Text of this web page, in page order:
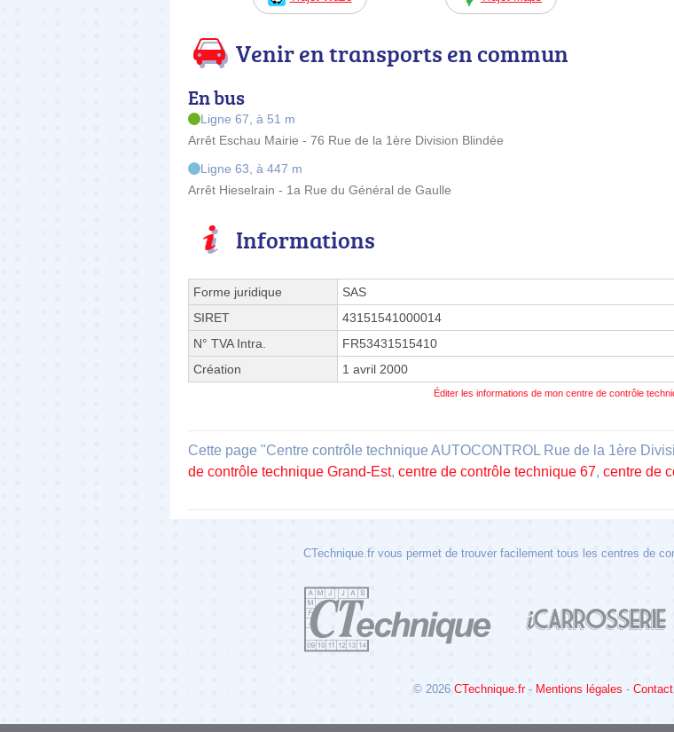
Venir en transports en commun
En bus
Ligne 67, à 51 m
Arrêt Eschau Mairie - 76 Rue de la 1ère Division Blindée
Ligne 63, à 447 m
Arrêt Hieselrain - 1a Rue du Général de Gaulle
Informations
Forme juridique
SAS
SIRET
43151541000014
N° TVA Intra.
FR53431515410
Création
1 avril 2000
Éditer les informations de mon centre de contrôle
Cette page "Centre contrôle technique AUTOCONTROL Rue de la 1ère
de contrôle technique Grand-Est, centre de contrôle technique 67, centre de
CTechnique.fr vous permet de trouver facilement tous les centres de
© 2026 CTechnique.fr - Mentions légales - Contact